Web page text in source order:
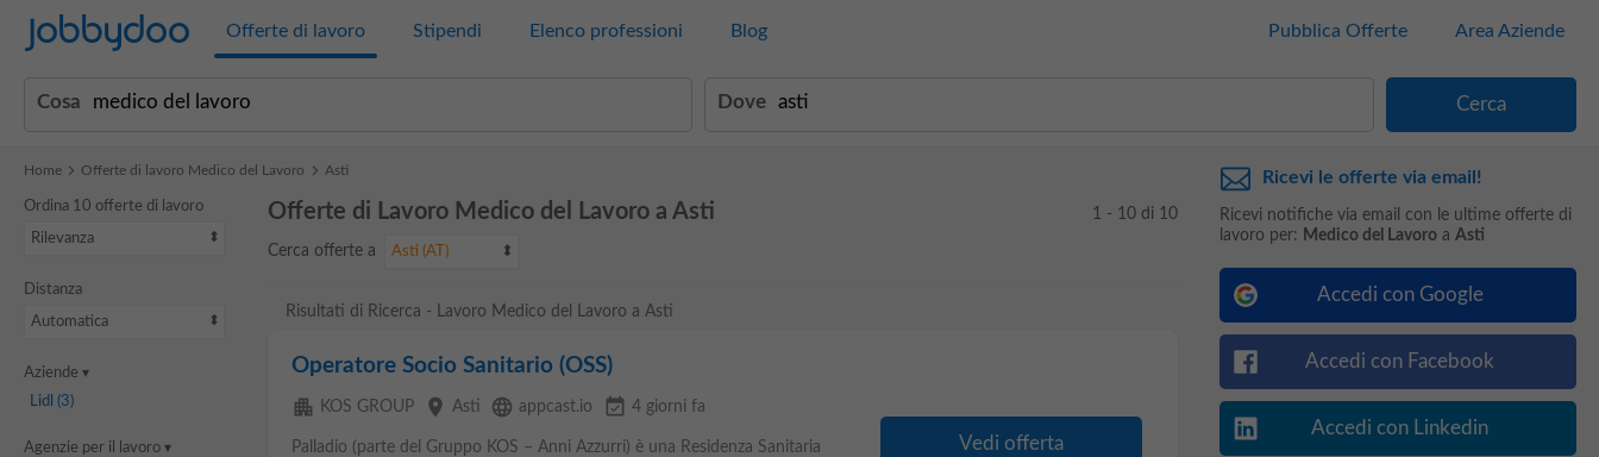
Jobbydoo Offerte di lavoro Stipendi Elenco professioni Blog Pubblica Offerte Area Aziende
Cosa Dove
Home Offerte di lavoro Medico del Lavoro Asti
Ordina 10 offerte di lavoro
Rilevanza
Distanza
Automatica
Aziende
Lidl (3)
Agenzie per il lavoro
Offerte di Lavoro Medico del Lavoro a Asti
Cerca offerte a Asti (AT)
1 - 10 di 10
Risultati di Ricerca - Lavoro Medico del Lavoro a Asti
Operatore Socio Sanitario (OSS)
apartment KOS GROUP place Asti language appcast.io event_available 4 giorni fa
Palladio (parte del Gruppo KOS – Anni Azzurri) è una Residenza Sanitaria
Vedi offerta
Ricevi le offerte via email!
Ricevi notifiche via email con le ultime offerte di
lavoro per: Medico del Lavoroa Asti
Accedi con Google
Accedi con Facebook
Accedi con Linkedin